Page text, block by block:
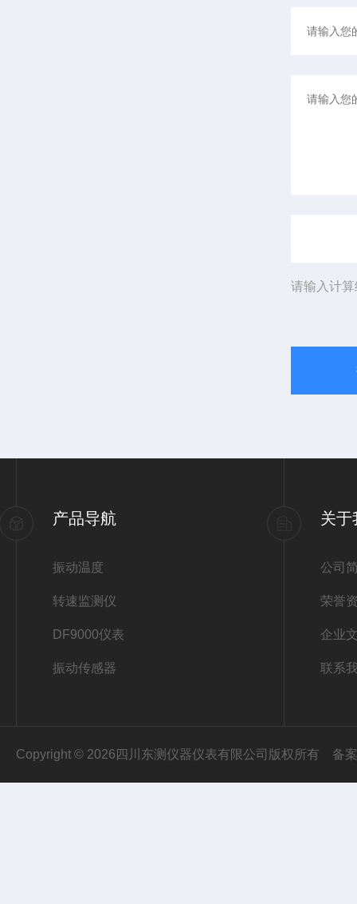
请输入计
产品导航
振动温度
转速监测仪
DF9000仪表
振动传感器
关于
公司
荣誉
企业
联系
Copyright © 2026四川东测仪器仪表有限公司版权所有 备